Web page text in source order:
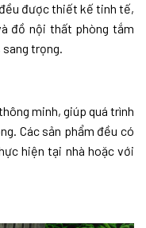
được thiết kế tinh tế,
đồ nội thất phòng tắm
trọng.
minh, giúp quá trình
Các sản phẩm đều có
hiện tại nhà hoặc với